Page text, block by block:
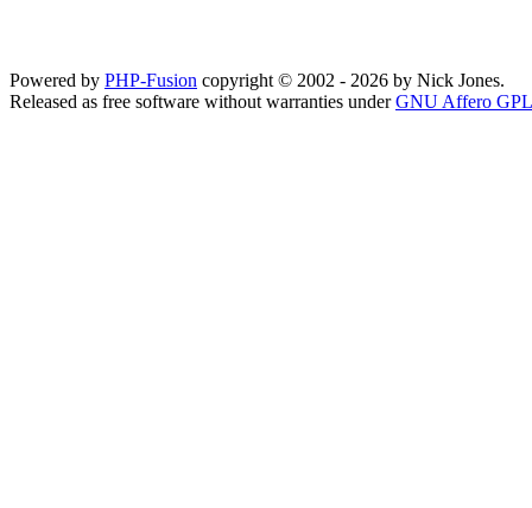
Powered by PHP-Fusion copyright © 2002 - 2026 by Nick Jones.
Released as free software without warranties underGNU Affero GPL